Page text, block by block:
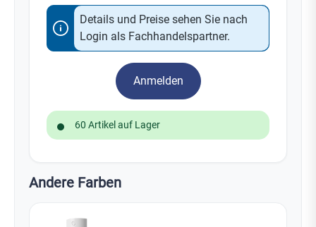
Details und Preise sehen Sie nach
Login als Fachhandelspartner.
Anmelden
60 Artikel auf Lager
Andere Farben